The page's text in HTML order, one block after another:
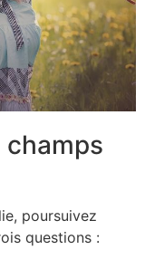
champs
poursuivez
questions :